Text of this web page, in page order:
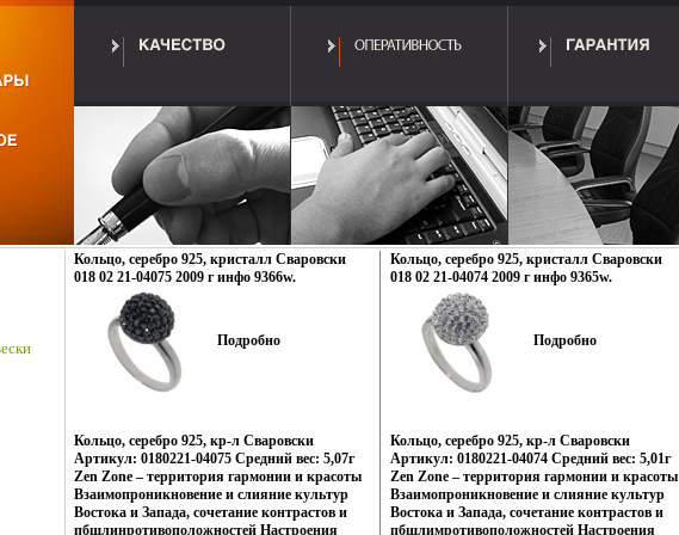
Кольцо, серебро 925, кристалл Сваровски
018 02 21-04075 2009 г инфо 9366w.
Подробно
Кольцо, серебро 925, кр-л Сваровски
Артикул: 0180221-04075 Средний вес: 5,07г
Zen Zone – территория гармонии и красоты
Взаимопроникновение и слияние культур
Востока и Запада, сочетание контрастов и
пбщлинротивоположностей Настроения
Кольцо, серебро 925, кристалл Сваровски
018 02 21-04074 2009 г инфо 9365w.
Подробно
Кольцо, серебро 925, кр-л Сваровски
Артикул: 0180221-04074 Средний вес: 5,01г
Zen Zone – территория гармонии и красоты
Взаимопроникновение и слияние культур
Востока и Запада, сочетание контрастов и
пбщлимротивоположностей Настроения